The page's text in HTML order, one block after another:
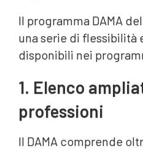
Il programma DAMA
una serie di flessibilità
disponibili nei
1. Elenco
professioni
Il DAMA comprende